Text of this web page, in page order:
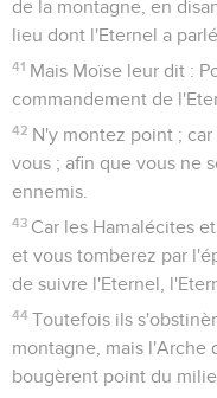
de la montagne, en
lieu dont l'Eternel a
41 Mais Moïse leur dit :
commandement de
42 N'y montez point ;
vous ; afin que vous ne
ennemis.
43 Car les Hamalécites
et vous tomberez par
de suivre l'Eternel,
44 Toutefois ils
montagne, mais l'Arche
bougèrent point du